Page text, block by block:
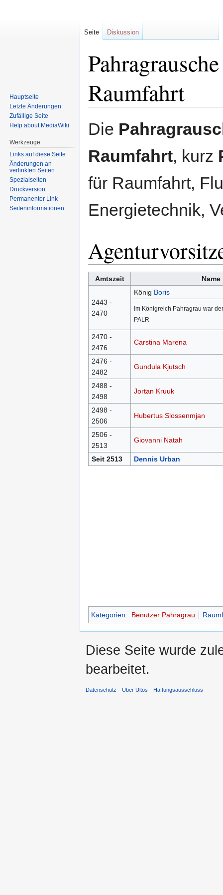
Raumfahrt
Navigation
Suche
Die
Raumfahrt, kurz
für Raumfahrt,
Energietechnik,
Amtszeit Name
2443 -
2470
König Boris
Im Königreich Pahragrau war
PALR
2470 -
2476
Carstina Marena
2476 -
2482
Gundula Kjutsch
2488 -
2498
Jortan Kruuk
2498 -
2506
Hubertus Slossenmjan
2506 -
2513
Giovanni Natah
Seit 2513 Dennis Urban
Kategorien: Benutzer:Pahragrau
Seite Diskussion
Hauptseite
Letzte Änderungen
Zufällige Seite
Help about MediaWiki
Werkzeuge
Links auf diese Seite
Änderungen an
verlinkten Seiten
Spezialseiten
Druckversion
Permanenter Link
Seiten­informationen
Diese Seite wurde
bearbeitet.
Datenschutz Über Ultos Haftungsausschluss